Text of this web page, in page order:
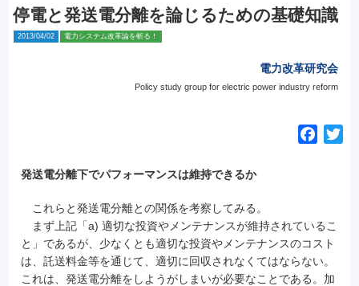
停電と発送電分離を論じるための基礎知識
2013/04/02 電力システム改革論を斬る！
電力改革研究会
Policy study group for electric power industry reform
o
o
k
発送電分離下でパフォーマンスは維持できるか
これらと発送電分離との関係を考察してみる。
まず上記「a) 適切な投資やメンテナンスが維持されているこ
と」であるが、少なくとも適切な投資やメンテナンスのコスト
は、託送料金等を通じて、適切に回収されなくてはならない。
これは、発送電分離をしようがしまいが必要なことである。加